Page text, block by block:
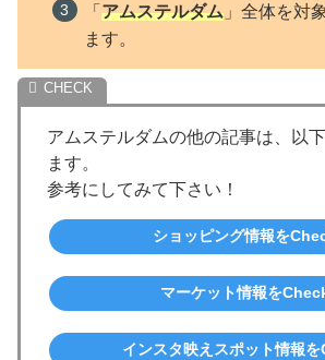
「アムステルダム 」全体を対
ます。
アムステルダムの他の記事は、以
ます。
参考にしてみて下さい！
ショッピング情報を
マーケット情報を
インスタ映えスポット情報